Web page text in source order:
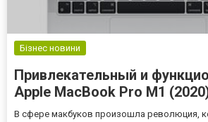
Бізнес новини
Привлекательный и
Apple MacBook Pro M1
В сфере макбуков произошла революция,